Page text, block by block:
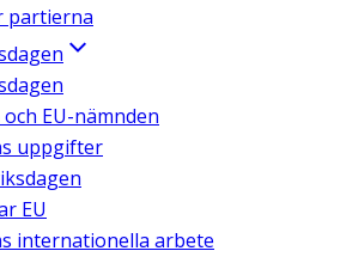
partierna
EU-nämnden
uppgifter
EU
internationella arbete